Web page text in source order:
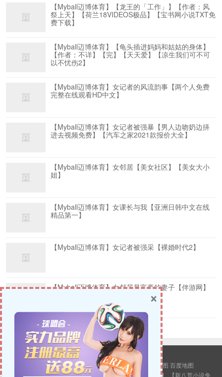
【Myball迈博体育】【龙王的「工作」】【作者：风
祭上天】【荷兰18VIDEOS极品】【宝书网小说TXT免
费下载】
【Myball迈博体育】【龟头插进妈妈和姑姑的身体】
【作者：不详】【完】【天天爱】【凉生我们可不可
以不忧伤2】
【Myball迈博体育】女记者的风流韵事【两个人免费
完整在线观看HD中文】
【Myball迈博体育】女记者被强暴【男人边吻奶边挵
进去视频免费】【汽车之家2021款报价大全】
【Myball迈博体育】女邻居【美女社区】【美女大小
姐】
【Myball迈博体育】女课长与我【亚洲日韩中文在线
精品第一】
【Myball迈博体育】女记者被强采【裸婚时代2】
【Myball迈博体育】女邻居是富豪的妻子【伴游网】
© 2026新八荒小说网 版权所有.站点地图 谷歌地图 百度地图
警告：本站所有内容均来源互联网，转载只为更多人观看！ 【新八荒小说免
×